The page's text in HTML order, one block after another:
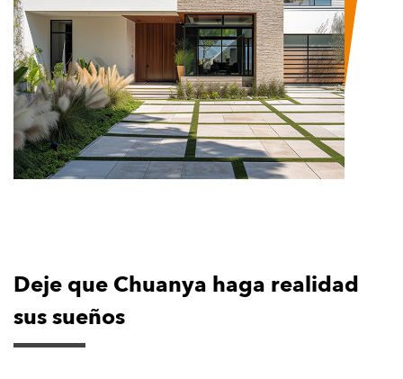
Techador de tejas: ideas prácticas para un
diseño de techo moderno y duradero
El papel de un techador de tejas ha cambiado de manera
silenciosa pero significativa. Un tejado ya no s...
Leer más
17 Jul
2026
Deje que Chuanya haga realidad
sus sueños